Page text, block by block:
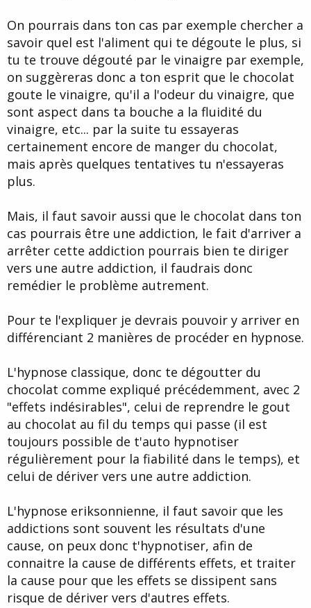
On pourrais dans ton cas par exemple chercher a
savoir quel est l'aliment qui te dégoute le plus, si
tu te trouve dégouté par le vinaigre par exemple,
on suggèreras donc a ton esprit que le chocolat
goute le vinaigre, qu'il a l'odeur du vinaigre, que
sont aspect dans ta bouche a la fluidité du
vinaigre, etc... par la suite tu essayeras
certainement encore de manger du chocolat,
mais après quelques tentatives tu n'essayeras
plus.
Mais, il faut savoir aussi que le chocolat dans ton
cas pourrais être une addiction, le fait d'arriver a
arrêter cette addiction pourrais bien te diriger
vers une autre addiction, il faudrais donc
remédier le problème autrement.
Pour te l'expliquer je devrais pouvoir y arriver en
différenciant 2 manières de procéder en hypnose.
L'hypnose classique, donc te dégoutter du
chocolat comme expliqué précédemment, avec 2
"effets indésirables", celui de reprendre le gout
au chocolat au fil du temps qui passe (il est
toujours possible de t'auto hypnotiser
régulièrement pour la fiabilité dans le temps), et
celui de dériver vers une autre addiction.
L'hypnose eriksonnienne, il faut savoir que les
addictions sont souvent les résultats d'une
cause, on peux donc t'hypnotiser, afin de
connaitre la cause de différents effets, et traiter
la cause pour que les effets se dissipent sans
risque de dériver vers d'autres effets.